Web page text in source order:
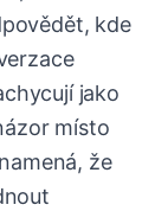
kde
jako
místo
že